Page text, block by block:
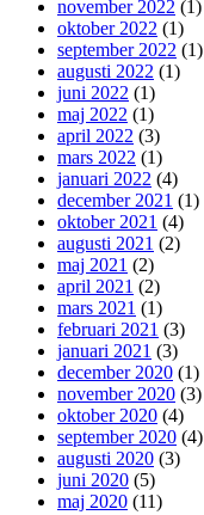
november 2022 (1)
oktober 2022 (1)
september 2022 (1)
augusti 2022 (1)
juni 2022 (1)
maj 2022 (1)
april 2022 (3)
mars 2022 (1)
januari 2022 (4)
december 2021 (1)
oktober 2021 (4)
augusti 2021 (2)
maj 2021 (2)
april 2021 (2)
mars 2021 (1)
februari 2021 (3)
januari 2021 (3)
december 2020 (1)
november 2020 (3)
oktober 2020 (4)
september 2020 (4)
augusti 2020 (3)
juni 2020 (5)
maj 2020 (11)